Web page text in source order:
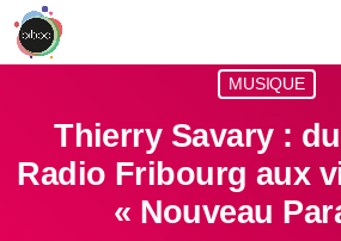
MUSIQUE
Thierry Savary :
Radio Fribourg aux
« Nouveau